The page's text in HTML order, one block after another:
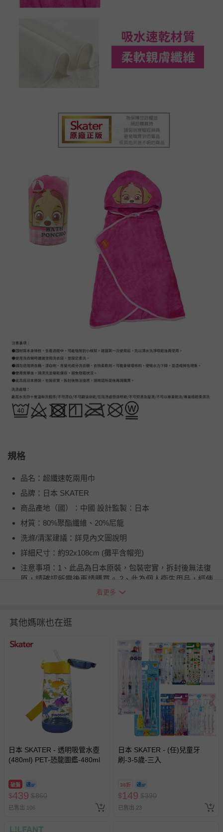
規格
品名：超纖速乾兩用巾
品牌：日本 SKATER
商品產地（國）：中國 設計監製：日本
材質：80%聚酯纖維、20%尼龍
洗滌/清潔建議：詳見內文圖說明
詳細尺寸：約92x108cm (攤平含帽兜)
注意事項：1、此品為日本原裝，包裝密實，拆封後無法復
原，請確認所需後再請購買。 2、此為個人衛生用品，經使
用或下水洗滌後，不予以退貨。
您所購買的商品享有7天的鑑賞期／猶豫期權益，但此期間
包含完整包裝、配件、說明文件及贈品等。
如需退換貨，請於收到商品7天（含例假日內提出），如為
瑕疵退換貨所產生的運費，將由媽咪愛負責處理，若非瑕疵
退貨，您可至『查詢訂單』>『已出貨』中查詢該筆訂單，
並點選『我要退貨』即可進行申請。若有相關退貨問題，請
至媽咪愛LINE@客服ID: @mamilove 我們將依序為您處理
與服務，謝謝。
針對滿件折/滿額贈…等活動，如因部份退貨，而該訂單保
留商品未達活動門檻，將以原價計算，活動贈品亦需一併退
部分商品依據消費者保護法的規定，不適用七天鑑賞期/猶
豫期範圍：
商品、食品等）。
看更多
其他媽咪也在逛
日本 SKATER - 透明吸管水壺
(480ml) PET-恐龍圖鑑-480ml
破盤
$439 $860
已售出 106
日本 SKATER - (任)兒童牙
刷-3-5歲-三入
38折
$149 $390
已售出 23